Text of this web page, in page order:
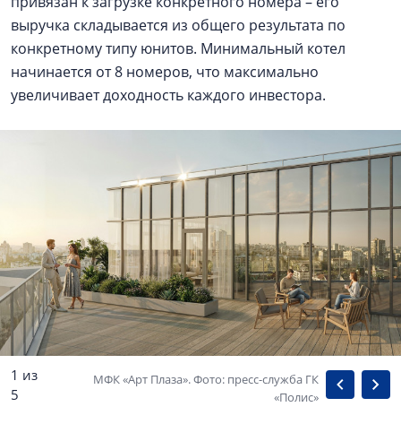
выручка складывается из общего результата по
конкретному типу юнитов. Минимальный котел
начинается от 8 номеров, что максимально
увеличивает доходность каждого инвестора.
1 из
5
МФК «Арт Плаза». Фото: пресс-служба ГК
«Полис»